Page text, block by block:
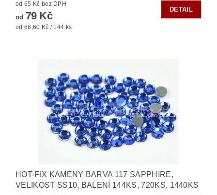
od 65 Kč bez DPH
od 79 Kč
od 66,60 Kč / 144 ks
DETAIL
HOT-FIX KAMENY BARVA 117 SAPPHIRE,
VELIKOST SS10, BALENÍ 144KS, 720KS, 1440KS